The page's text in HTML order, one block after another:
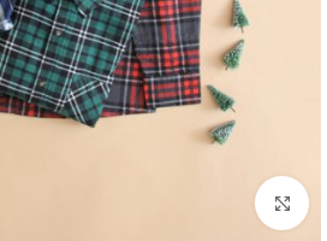
برای بزرگنمایی کلیک کنید